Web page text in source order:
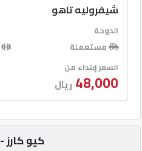
شيفروليه تاهو
الدوحة
مستعملة
السعر إبتداء من
48,000 ريال
كيو كارز - Qcars